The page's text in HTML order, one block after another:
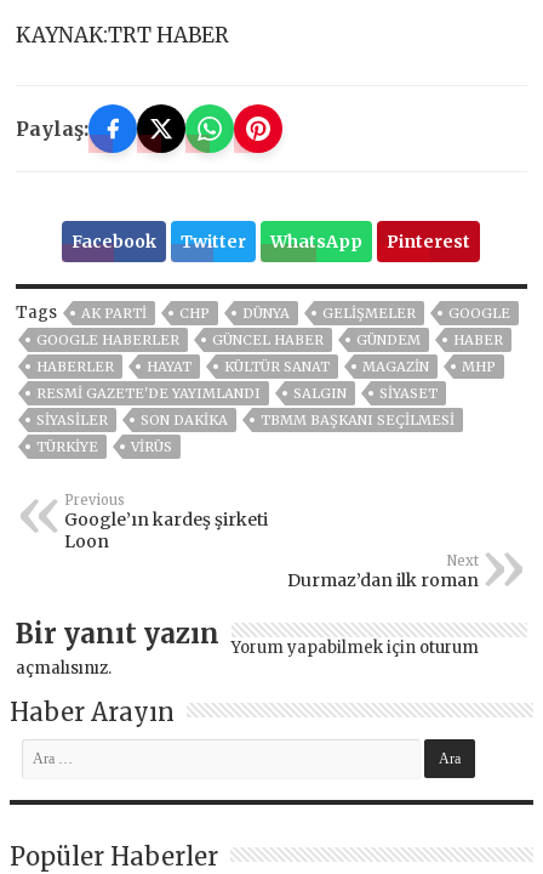
KAYNAK:TRT HABER
Paylaş:
Facebook Twitter WhatsApp Pinterest
Tags AK PARTİ CHP DÜNYA GELIŞMELER
GOOGLE
GOOGLE HABERLER
GÜNCEL HABER GÜNDEM
HABER
HABERLER
HAYAT KÜLTÜR SANAT MAGAZİN
MHP
RESMI GAZETE'DE YAYIMLANDI
SALGIN
SİYASET
SİYASİLER
SON DAKIKA
TBMM BAŞKANI SEÇILMESI
TÜRKİYE
VIRÜS
Previous
Google’ın kardeş şirketi
Loon
Next
Durmaz’dan ilk roman
Bir yanıt yazın Yorum yapabilmek için oturum
açmalısınız.
Haber Arayın
Popüler Haberler